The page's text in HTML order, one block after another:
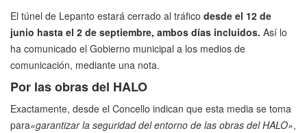
El túnel de Lepanto estará cerrado al tráfico desde el 12 de
junio hasta el 2 de septiembre, ambos días incluidos. Así lo
ha comunicado el Gobierno municipal a los medios de
comunicación, mediante una nota.
Por las obras del HALO
Exactamente, desde el Concello indican que esta media se toma
para«garantizar la seguridad del entorno de las obras del HALO»,